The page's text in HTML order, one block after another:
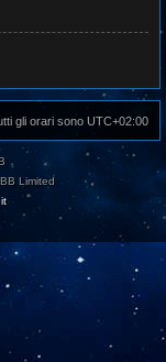
gli orari sono UTC+02:00
Limited